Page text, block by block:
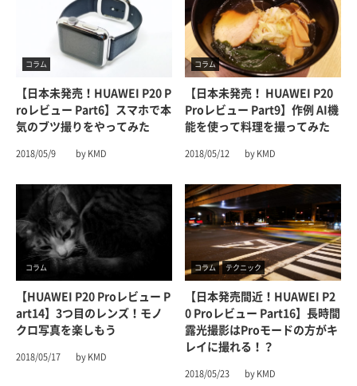
コラム
【日本未発売！HUAWEI P20 P
Roレビュー Part6】スマホで本
気のブツ撮りをやってみた
2018/05/9 by KMD
コラム
【日本未発売！ HUAWEI P20
Proレビュー Part9】作例 AI機
能を使って料理を撮ってみた
2018/05/12 by KMD
コラム
【HUAWEI P20 Proレビュー P
Art14】3つ目のレンズ！モノ
クロ写真を楽しもう
2018/05/17 by KMD
コラム テクニック
【日本発売間近！HUAWEI P2
0 Proレビュー Part16】長時間
露光撮影はProモードの方がキ
レイに撮れる！？
2018/05/23 by KMD